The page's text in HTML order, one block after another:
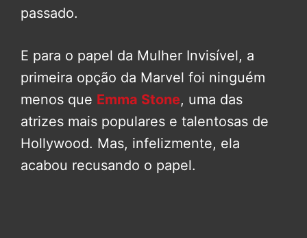
passado.
E para o papel da Mulher Invisível, a
primeira opção da Marvel foi ninguém
menos que Emma Stone, uma das
atrizes mais populares e talentosas de
Hollywood. Mas, infelizmente, ela
acabou recusando o papel.